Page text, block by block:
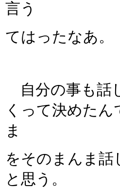
言う
てはったなあ。
自分の事も話
くって決めた
ま
をそのまんま話
と思う。